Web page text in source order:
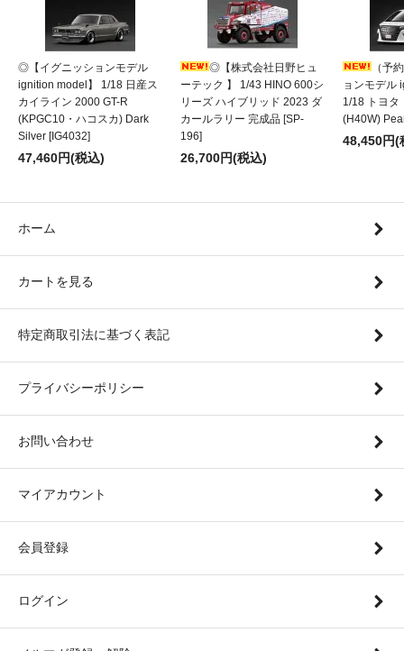
◎【イグニッションモデル
ignition model】 1/18 日産ス
カイライン 2000 GT-R
(KPGC10・ハコスカ) Dark
Silver [IG4032]
47,460円(税込)
◎【株式会社日野ヒュ
ーテック 】 1/43 HINO 600シ
リーズ ハイブリッド 2023 ダ
カールラリー 完成品 [SP-
196]
26,700円(税込)
（予
ョンモデル
1/18 トヨ
(H40W)
48,450円(
ホーム
カートを見る
特定商取引法に基づく表記
プライバシーポリシー
お問い合わせ
マイアカウント
会員登録
ログイン